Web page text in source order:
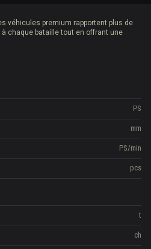
véhicules premium rapportent plus de
chaque bataille tout en offrant une
PS
mm
PS/min
pcs
t
ch